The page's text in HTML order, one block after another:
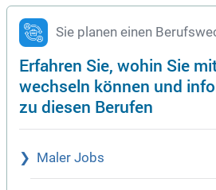
Sie planen einen
Erfahren Sie, wohin Sie
wechseln können und
zu diesen Berufen
Maler Jobs